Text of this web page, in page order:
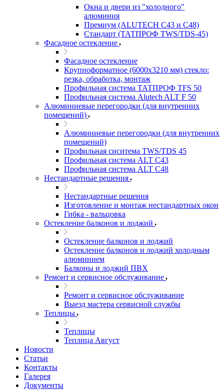
Окна и двери из "холодного"
алюминия
Премиум (ALUTECH C43 и C48)
Стандарт (ТАТПРОФ TWS/TDS-45)
Фасадное остекление
Фасадное остекление
Крупноформатное (6000x3210 мм) стекло:
резка, обработка, монтаж
Профильная система ТАТПРОФ TFS 50
Профильная система Alutech ALT F 50
Алюминиевые перегородки (для внутренних
помещений)
Алюминиевые перегородки (для внутренних
помещений)
Профильная сиситема TWS/TDS 45
Профильная система ALT C43
Профильная система ALT C48
Нестандартные решения
Нестандартные решения
Изготовление и монтаж нестандартных окон
Гибка - вальцовка
Остекление балконов и лоджий
Остекление балконов и лоджий
Остекление балконов и лоджий холодным
алюминием
Балконы и лоджий ПВХ
Ремонт и сервисное обслуживание
Ремонт и сервисное обслуживание
Выезд мастера сервисной службы
Теплицы
Теплицы
Теплица Август
Новости
Статьи
Контакты
Галерея
Документы